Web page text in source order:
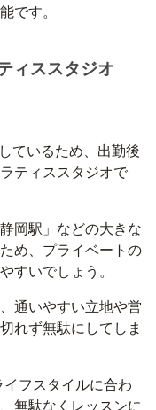
です。
ィススタジオ
ているため、出勤後
ティススタジオで
岡駅」などの大きな
め、プライベートの
すいでしょう。
通いやすい立地や営
れず無駄にしてしま
フスタイルに合わ
無駄なくレッスンに